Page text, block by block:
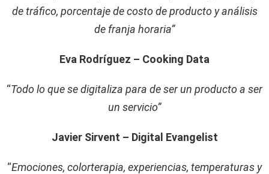
de tráfico, porcentaje de costo de producto y análisis
de franja horaria”
Eva Rodríguez – Cooking Data
“Todo lo que se digitaliza para de ser un producto a ser
un servicio”
Javier Sirvent – Digital Evangelist
“Emociones, colorterapia, experiencias, temperaturas y